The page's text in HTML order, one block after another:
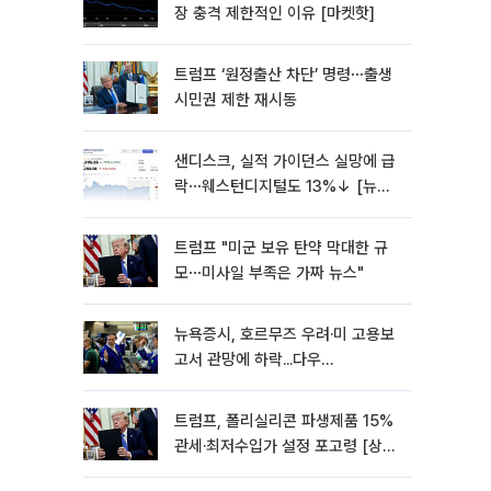
장 충격 제한적인 이유 [마켓핫]
트럼프 ‘원정출산 차단’ 명령⋯출생
시민권 제한 재시동
샌디스크, 실적 가이던스 실망에 급
락⋯웨스턴디지털도 13%↓ [뉴욕
트럼프 "미군 보유 탄약 막대한 규
모⋯미사일 부족은 가짜 뉴스"
뉴욕증시, 호르무즈 우려·미 고용보
고서 관망에 하락...다우
트럼프, 폴리실리콘 파생제품 15%
관세·최저수입가 설정 포고령 [상